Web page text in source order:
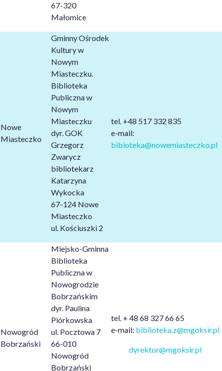
67-320
Małomice
Nowe
Miasteczko
Gminny Ośrodek
Kultury w
Nowym
Miasteczku.
Biblioteka
Publiczna w
Nowym
Miasteczku
dyr. GOK
Grzegorz
Zwarycz
bibliotekarz
Katarzyna
Wykocka
67-124 Nowe
Miasteczko
ul. Kościuszki 2
tel. +48 517 332 835
e-mail:
bibioteka@nowemiasteczko.pl
Nowogród
Bobrzański
Miejsko-Gminna
Biblioteka
Publiczna w
Nowogrodzie
Bobrzańskim
dyr. Paulina
Piórkowska
ul. Pocztowa 7
66-010
Nowogród
Bobrzański
tel. + 48 68 327 66 65
e-mail: biblioteka.z@mgoksir.pl
dyrektor@mgoksir.pl